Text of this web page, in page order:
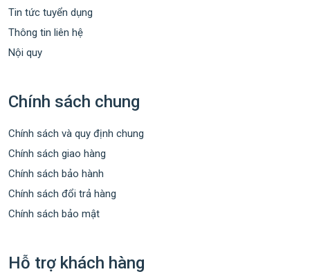
Tin tức tuyển dụng
Thông tin liên hệ
Nội quy
Chính sách chung
Chính sách và quy định chung
Chính sách giao hàng
Chính sách bảo hành
Chính sách đổi trả hàng
Chính sách bảo mật
Hỗ trợ khách hàng